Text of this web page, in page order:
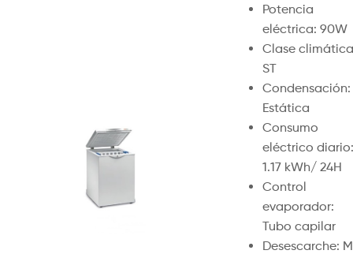
Potencia
eléctrica: 90W
Clase
ST
Condensación:
Estática
Consumo
eléctrico diario:
1.17 kWh/ 24H
Control
evaporador:
Tubo capilar
Desescarche: M